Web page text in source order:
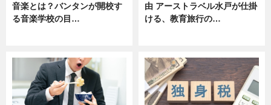
音楽とは？バンタンが開校す
る音楽学校の目…
由 アーストラベル水戸が仕掛
ける、教育旅行の…